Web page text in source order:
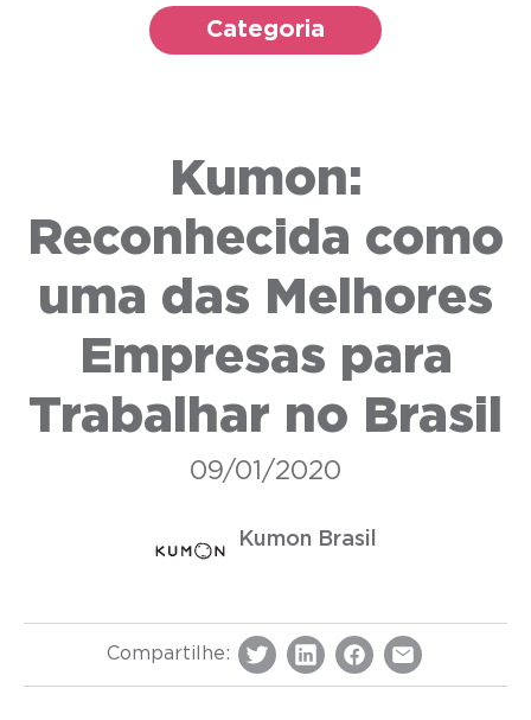
Categoria
Kumon:
Reconhecida como
uma das Melhores
Empresas para
Trabalhar no Brasil
09/01/2020
Kumon Brasil
Compartilhe: